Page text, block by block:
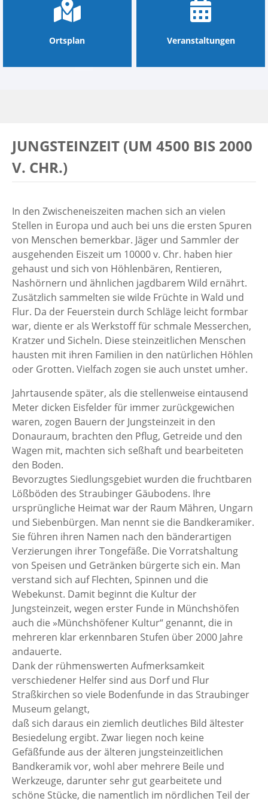
Ortsplan Veranstaltungen
JUNGSTEINZEIT (UM 4500 BIS 2000
V. CHR.)
In den Zwischeneiszeiten machen sich an vielen
Stellen in Europa und auch bei uns die ersten Spuren
von Menschen bemerkbar. Jäger und Sammler der
ausgehenden Eiszeit um 10000 v. Chr. haben hier
gehaust und sich von Höhlenbären, Rentieren,
Nashörnern und ähnlichen jagdbarem Wild ernährt.
Zusätzlich sammelten sie wilde Früchte in Wald und
Flur. Da der Feuerstein durch Schläge leicht formbar
war, diente er als Werkstoff für schmale Messerchen,
Kratzer und Sicheln. Diese steinzeitlichen Menschen
hausten mit ihren Familien in den natürlichen Höhlen
oder Grotten. Vielfach zogen sie auch unstet umher.
Jahrtausende später, als die stellenweise eintausend
Meter dicken Eisfelder für immer zurückgewichen
waren, zogen Bauern der Jungsteinzeit in den
Donauraum, brachten den Pflug, Getreide und den
Wagen mit, machten sich seßhaft und bearbeiteten
den Boden.
Bevorzugtes Siedlungsgebiet wurden die fruchtbaren
Lößböden des Straubinger Gäubodens. Ihre
ursprüngliche Heimat war der Raum Mähren, Ungarn
und Siebenbürgen. Man nennt sie die Bandkeramiker.
Sie führen ihren Namen nach den bänderartigen
Verzierungen ihrer Tongefäße. Die Vorratshaltung
von Speisen und Getränken bürgerte sich ein. Man
verstand sich auf Flechten, Spinnen und die
Webekunst. Damit beginnt die Kultur der
Jungsteinzeit, wegen erster Funde in Münchshöfen
auch die »Münchshöfener Kultur“ genannt, die in
mehreren klar erkennbaren Stufen über 2000 Jahre
andauerte.
Dank der rühmenswerten Aufmerksamkeit
verschiedener Helfer sind aus Dorf und Flur
Straßkirchen so viele Bodenfunde in das Straubinger
Museum gelangt,
daß sich daraus ein ziemlich deutliches Bild ältester
Besiedelung ergibt. Zwar liegen noch keine
Gefäßfunde aus der älteren jungsteinzeitlichen
Bandkeramik vor, wohl aber mehrere Beile und
Werkzeuge, darunter sehr gut gearbeitete und
schöne Stücke, die namentlich im nördlichen Teil der